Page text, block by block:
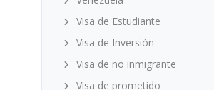
Visa de Estudiante
Visa de Inversión
Visa de no inmigrante
Visa de prometido